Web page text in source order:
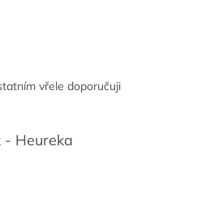
vřele doporučuji
- Heureka